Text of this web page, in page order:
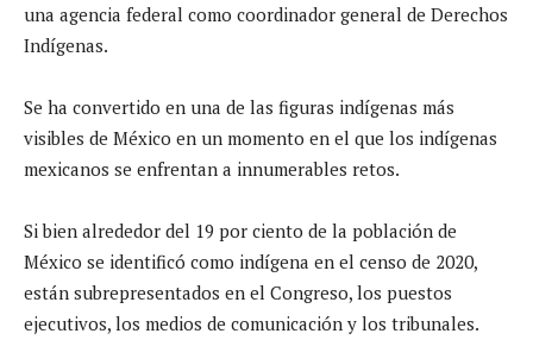
una agencia federal como coordinador general de Derechos
Indígenas.
Se ha convertido en una de las figuras indígenas más
visibles de México en un momento en el que los indígenas
mexicanos se enfrentan a innumerables retos.
Si bien alrededor del 19 por ciento de la población de
México se identificó como indígena en el censo de 2020,
están subrepresentados en el Congreso, los puestos
ejecutivos, los medios de comunicación y los tribunales.